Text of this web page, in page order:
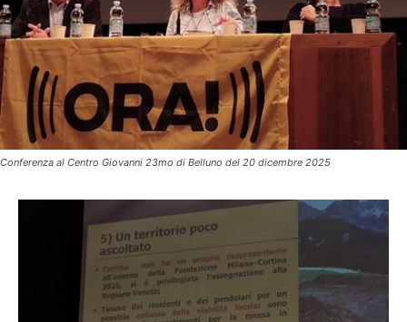
Conferenza al Centro Giovanni 23mo di Belluno del 20 dicembre 2025